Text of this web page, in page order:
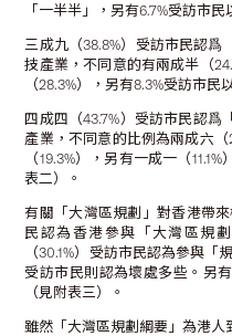
「一半半」，另有6.7%受訪市
三成九（38.8%）受訪市民認
技產業，不同意的有兩成半（
（28.3%），另有8.3%受訪市
四成四（43.7%）受訪市民認爲
產業，不同意的比例為兩成六
（19.3%），另有一成一（
表二）。
有關「大灣區規劃」對香港帶
民認為香港參與「大灣區規
（30.1%）受訪市民認為參與「
受訪市民則認為壞處多些。另
（見附表三）。
雖然「大灣區規劃綱要」為港